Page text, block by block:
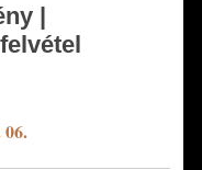
|
06.